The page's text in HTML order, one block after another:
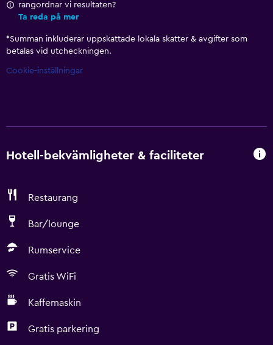
rangordnar vi resultaten?
Ta reda på mer
*Summan inkluderar uppskattade lokala skatter & avgifter som
betalas vid utcheckningen.
Cookie-inställningar
Hotell-bekvämligheter & faciliteter
Restaurang
Bar/lounge
Rumservice
Gratis WiFi
Kaffemaskin
Gratis parkering